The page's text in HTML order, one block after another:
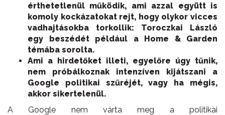
érthetetlenül működik, ami azzal együtt is
komoly kockázatokat rejt, hogy olykor vicces
vadhajtásokba torkollik: Toroczkai László
egy beszédét például a Home & Garden
témába sorolta.
Ami a hirdetőket illeti, egyelőre úgy tűnik,
nem próbálkoznak intenzíven kijátszani a
Google politikai szűréjét, vagy ha mégis,
akkor sikertelenül.
A Google nem várta meg a politikai